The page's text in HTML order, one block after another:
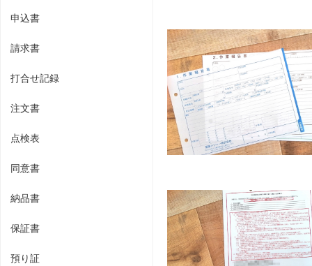
申込書
請求書
打合せ記録
注文書
点検表
同意書
納品書
保証書
預り証